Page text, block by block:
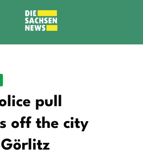
pull
off the city